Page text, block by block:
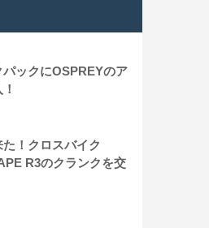
ックにOSPREYのア
！クロスバイク
R3のクランクを交